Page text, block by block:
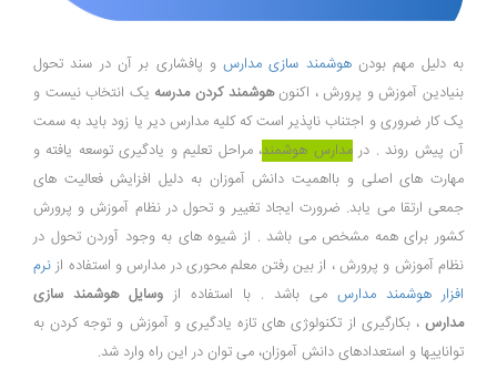
به دلیل مهم بودنهوشمند سازی مدارسو پافشاری بر آن در سند تحول
بنیادین آموزش و پرورش ، اکنونهوشمند کردن مدرسه یک انتخاب نیست و
یک کار ضروری و اجتناب ناپذیر است که کلیه مدارس دیر یا زود باید به سمت
آن پیش روند . درمدارس هوشمند، مراحل تعلیم و یادگیری توسعه یافته و
مهارت های اصلی و بااهمیت دانش آموزان به دلیل افزایش فعالیت های
جمعی ارتقا می یابد. ضرورت ایجاد تغییر و تحول در نظام آموزش و پرورش
کشور برای همه مشخص می باشد . از شیوه های به وجود آوردن تحول در
نظام آموزش و پرورش ، از بین رفتن معلم محوری در مدارس و استفاده از نرم
افزار هوشمند مدارس می باشد . با استفاده از وسایل هوشمند سازی
مدارس، بکارگیری از تکنولوژی های تازه یادگیری و آموزش و توجه کردن به
تواناییها و استعدادهای دانش آموزان، می توان در این راه وارد شد.